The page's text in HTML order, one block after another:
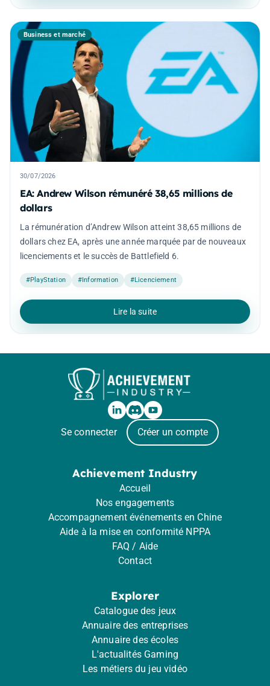
Business et marché
30/07/2026
EA: Andrew Wilson rémunéré 38,65 millions de
dollars
La rémunération d’Andrew Wilson atteint 38,65 millions de
dollars chez EA, après une année marquée par de nouveaux
licenciements et le succès de Battlefield 6.
#PlayStation #Information #Licenciement
Lire la suite
Se connecter Créer un compte
Achievement Industry
Accueil
Nos engagements
Accompagnement événements en Chine
Aide à la mise en conformité NPPA
FAQ / Aide
Contact
Explorer
Catalogue des jeux
Annuaire des entreprises
Annuaire des écoles
L'actualités Gaming
Les métiers du jeu vidéo